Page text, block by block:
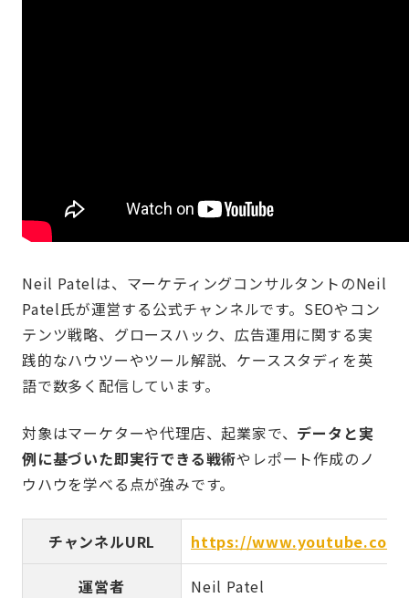
Neil Patelは、マーケティングコンサルタントのNeil
Patel氏が運営する公式チャンネルです。SEOやコン
テンツ戦略、グロースハック、広告運用に関する実
践的なハウツーやツール解説、ケーススタディを英
語で数多く配信しています。
対象はマーケターや代理店、起業家で、 データと実
例に基づいた即実行できる戦術やレポート作成のノ
ウハウを学べる点が強みです。
チャンネルURL https://
運営者 Neil Patel